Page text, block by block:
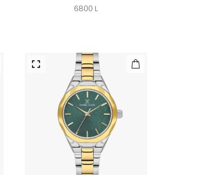
6800 L